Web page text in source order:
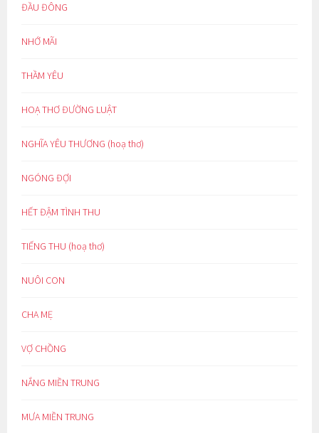
ĐẦU ĐÔNG
NHỚ MÃI
THẦM YÊU
HOẠ THƠ ĐƯỜNG LUẬT
NGHĨA YÊU THƯƠNG (hoạ thơ)
NGÓNG ĐỢI
HẾT ĐẬM TÌNH THU
TIẾNG THU (hoạ thơ)
NUÔI CON
CHA MẸ
VỢ CHỒNG
NẮNG MIỀN TRUNG
MƯA MIỀN TRUNG